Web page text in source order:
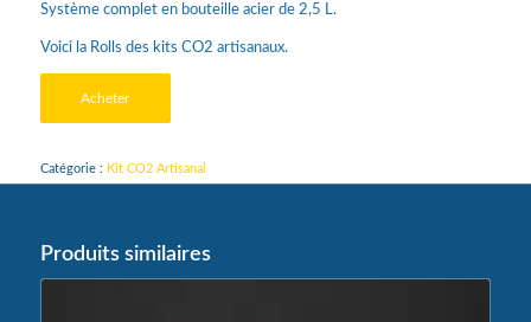
Système complet en bouteille acier de 2,5 L.
Voici la Rolls des kits CO2 artisanaux.
Acheter
Catégorie : Kit CO2 Artisanal
Produits similaires